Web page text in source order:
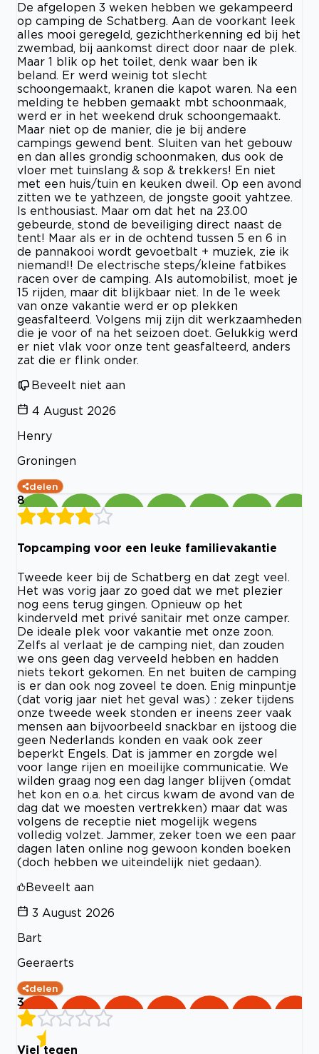
De afgelopen 3 weken hebben we gekampeerd
op camping de Schatberg. Aan de voorkant leek
alles mooi geregeld, gezichtherkenning ed bij het
zwembad, bij aankomst direct door naar de plek.
Maar 1 blik op het toilet, denk waar ben ik
beland. Er werd weinig tot slecht
schoongemaakt, kranen die kapot waren. Na een
melding te hebben gemaakt mbt schoonmaak,
werd er in het weekend druk schoongemaakt.
Maar niet op de manier, die je bij andere
campings gewend bent. Sluiten van het gebouw
en dan alles grondig schoonmaken, dus ook de
vloer met tuinslang & sop & trekkers! En niet
met een huis/tuin en keuken dweil. Op een avond
zitten we te yathzeen, de jongste gooit yahtzee.
Is enthousiast. Maar om dat het na 23.00
gebeurde, stond de beveiliging direct naast de
tent! Maar als er in de ochtend tussen 5 en 6 in
de pannakooi wordt gevoetbalt + muziek, zie ik
niemand!! De electrische steps/kleine fatbikes
racen over de camping. Als automobilist, moet je
15 rijden, maar dit blijkbaar niet. In de 1e week
van onze vakantie werd er op plekken
geasfalteerd. Volgens mij zijn dit werkzaamheden
die je voor of na het seizoen doet. Gelukkig werd
er niet vlak voor onze tent geasfalteerd, anders
zat die er flink onder.
Beveelt niet aan
4 August 2026
Henry
Groningen
delen
8
Topcamping voor een leuke familievakantie
Tweede keer bij de Schatberg en dat zegt veel.
Het was vorig jaar zo goed dat we met plezier
nog eens terug gingen. Opnieuw op het
kinderveld met privé sanitair met onze camper.
De ideale plek voor vakantie met onze zoon.
Zelfs al verlaat je de camping niet, dan zouden
we ons geen dag verveeld hebben en hadden
niets tekort gekomen. En net buiten de camping
is er dan ook nog zoveel te doen. Enig minpuntje
(dat vorig jaar niet het geval was) : zeker tijdens
onze tweede week stonden er ineens zeer vaak
mensen aan bijvoorbeeld snackbar en ijstoog die
geen Nederlands konden en vaak ook zeer
beperkt Engels. Dat is jammer en zorgde wel
voor lange rijen en moeilijke communicatie. We
wilden graag nog een dag langer blijven (omdat
het kon en o.a. het circus kwam de avond van de
dag dat we moesten vertrekken) maar dat was
volgens de receptie niet mogelijk wegens
volledig volzet. Jammer, zeker toen we een paar
dagen laten online nog gewoon konden boeken
(doch hebben we uiteindelijk niet gedaan).
Beveelt aan
3 August 2026
Bart
Geeraerts
delen
3
Viel tegen